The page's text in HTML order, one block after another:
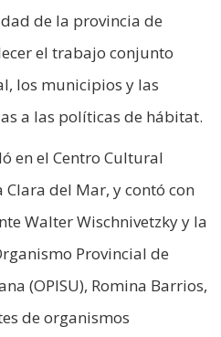
de la provincia de
el trabajo conjunto
los municipios y las
a las políticas de hábitat.
en el Centro Cultural
Clara del Mar, y contó con
Walter Wischnivetzky y la
Provincial de
(OPISU), Romina Barrios,
de organismos